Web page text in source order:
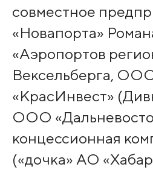
совместное
«Новапорта»
«Аэропортов
Вексельберга,
«КрасИнвест»
ООО
концессионная
(«дочка» АО